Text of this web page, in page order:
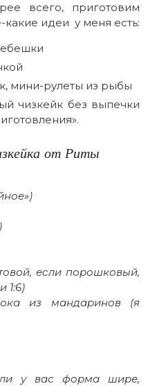
всего, приготовим
идеи у меня есть:
мини-рулеты из рыбы
чизкейк без выпечки
от Риты
если порошковый,
1:6)
из мандаринов (я
у вас форма шире,